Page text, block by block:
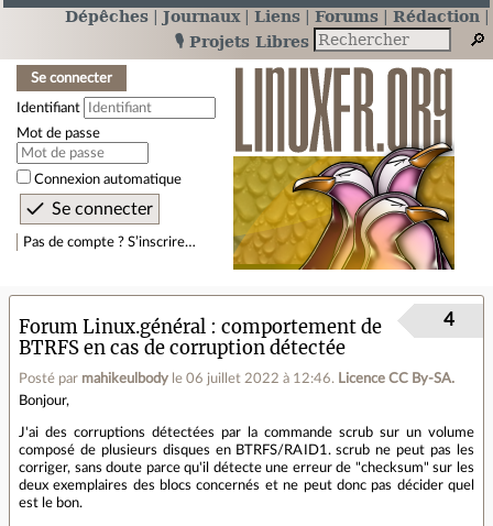
Dépêches Journaux Liens Forums
Rédaction
🎙️ Projets Libres
Se connecter
Identifiant
Mot de passe
Connexion automatique
Pas de compte ? S’inscrire…
Forum Linux.général
comportement de
BTRFS en cas de corruption détectée
Posté par mahikeulbody le 06 juillet 2022 à 12:46. Licence CC By‑SA.
4
Bonjour,
J'ai des corruptions détectées par la commande scrub sur un volume
composé de plusieurs disques en BTRFS/RAID1. scrub ne peut pas les
corriger, sans doute parce qu'il détecte une erreur de "checksum" sur les
deux exemplaires des blocs concernés et ne peut donc pas décider quel
est le bon.